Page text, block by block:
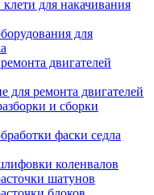
клети для накачивания
для
двигателей
для ремонта двигателей
и сборки
фаски седла
коленвалов
шатунов